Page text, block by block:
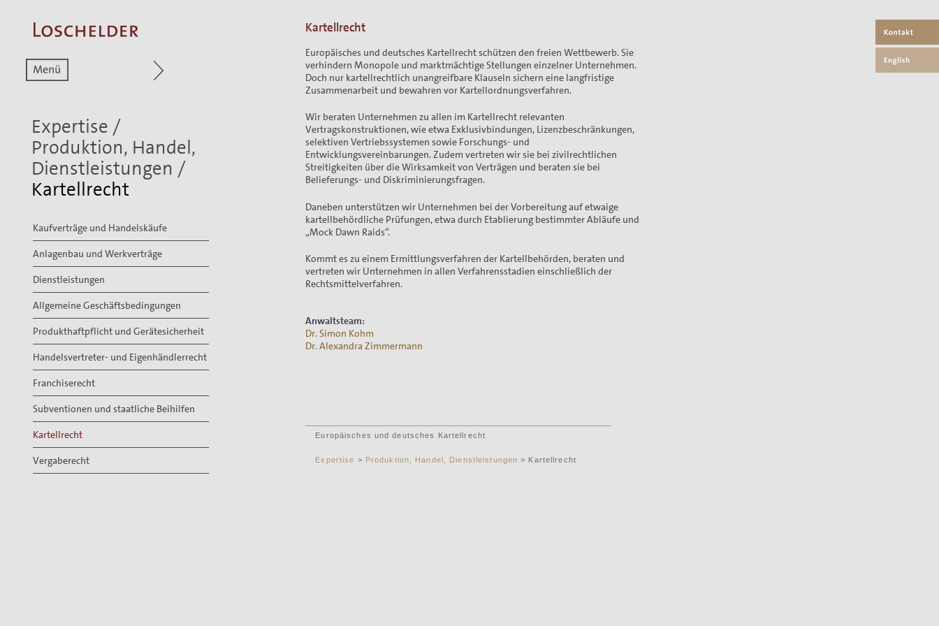
Zur Hauptnavigation
Expertise /
Produktion, Handel,
Dienstleistungen /
Kartellrecht
Kaufverträge und Handelskäufe
Anlagenbau und Werkverträge
Dienstleistungen
Allgemeine Geschäftsbedingungen
Produkthaftpflicht und Gerätesicherheit
Handelsvertreter- und Eigenhändlerrecht
Franchiserecht
Subventionen und staatliche Beihilfen
Kartellrecht
Vergaberecht
Kartellrecht
Europäisches und deutsches Kartellrecht schützen den freien Wettbewerb. Sie
verhindern Monopole und marktmächtige Stellungen einzelner Unternehmen.
Doch nur kartellrechtlich unangreifbare Klauseln sichern eine langfristige
Zusammenarbeit und bewahren vor Kartellordnungsverfahren.
Wir beraten Unternehmen zu allen im Kartellrecht relevanten
Vertragskonstruktionen, wie etwa Exklusivbindungen, Lizenzbeschränkungen,
selektiven Vertriebssystemen sowie Forschungs- und
Entwicklungsvereinbarungen. Zudem vertreten wir sie bei zivilrechtlichen
Streitigkeiten über die Wirksamkeit von Verträgen und beraten sie bei
Belieferungs- und Diskriminierungsfragen.
Daneben unterstützen wir Unternehmen bei der Vorbereitung auf etwaige
kartellbehördliche Prüfungen, etwa durch Etablierung bestimmter Abläufe und
„Mock Dawn Raids“.
Kommt es zu einem Ermittlungsverfahren der Kartellbehörden, beraten und
vertreten wir Unternehmen in allen Verfahrensstadien einschließlich der
Rechtsmittelverfahren.
Anwaltsteam:
Dr. Simon Kohm
Dr. Alexandra Zimmermann
Europäisches und deutsches Kartellrecht
Expertise > Produktion, Handel, Dienstleistungen > Kartellrecht